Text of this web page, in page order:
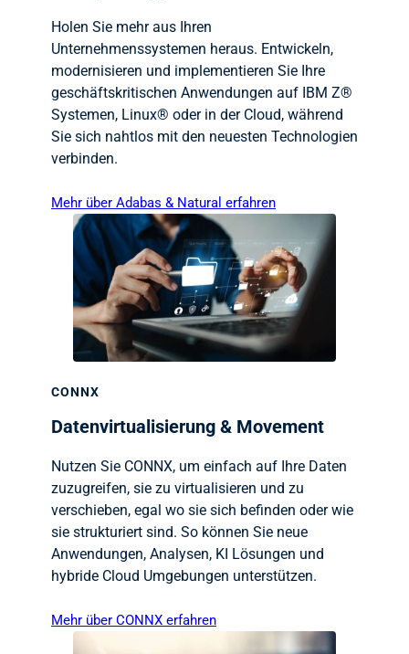
Holen Sie mehr aus Ihren
Unternehmenssystemen heraus. Entwickeln,
modernisieren und implementieren Sie Ihre
geschäftskritischen Anwendungen auf IBM Z®
Systemen, Linux® oder in der Cloud, während
Sie sich nahtlos mit den neuesten Technologien
verbinden.
Mehr über Adabas & Natural erfahren
CONNX
Datenvirtualisierung & Movement
Nutzen Sie CONNX, um einfach auf Ihre Daten
zuzugreifen, sie zu virtualisieren und zu
verschieben, egal wo sie sich befinden oder wie
sie strukturiert sind. So können Sie neue
Anwendungen, Analysen, KI Lösungen und
hybride Cloud Umgebungen unterstützen.
Mehr über CONNX erfahren